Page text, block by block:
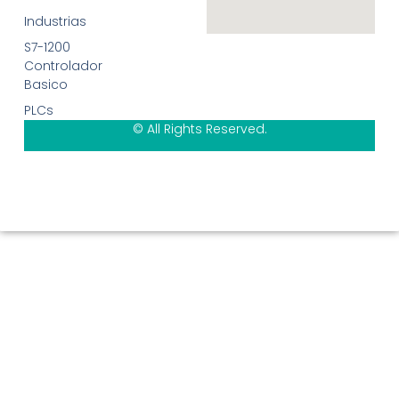
Industrias
S7-1200
Controlador
Basico
PLCs
© All Rights Reserved.